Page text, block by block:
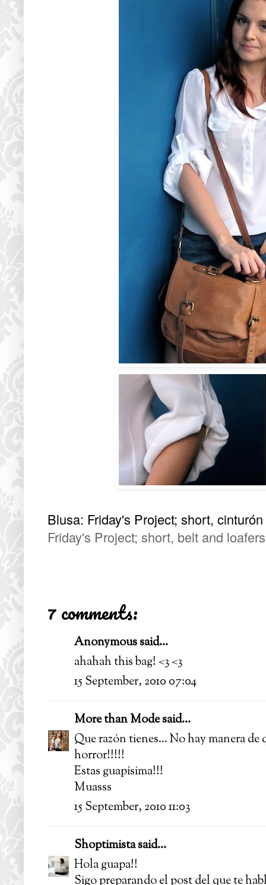
Blusa: Friday's Project; short,
Friday's Project; short, belt and
7 comments:
Anonymous said...
ahahah this bag! <3 <3
15 September, 2010 07:04
More than Modesaid...
Que razón tienes... No hay manera
horror!!!!!
Estas guapísima!!!
Muasss
15 September, 2010 11:03
Shoptimistasaid...
Hola guapa!!
Sigo preparando el post del que te